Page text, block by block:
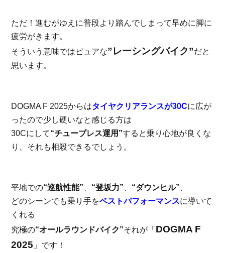
ただ！進むがゆえに普段より踏んでしまって早めに脚に
疲労がきます。
そういう意味ではピュアな”レーシングバイク”だと
思います。
DOGMA F 2025からはタイヤクリアランスが30Cに広が
ったので少し硬いなと感じる方は
30Cにして“チューブレス運用”すると乗り心地が良くな
り、それも相殺できるでしょう。
平地での“巡航性能” “登坂力” “ダウンヒル”
どのシーンでも乗り手をベストパフォーマンスに導いて
くれる
究極の“オールラウンドバイク”それが「 DOGMA F
2025 」です！